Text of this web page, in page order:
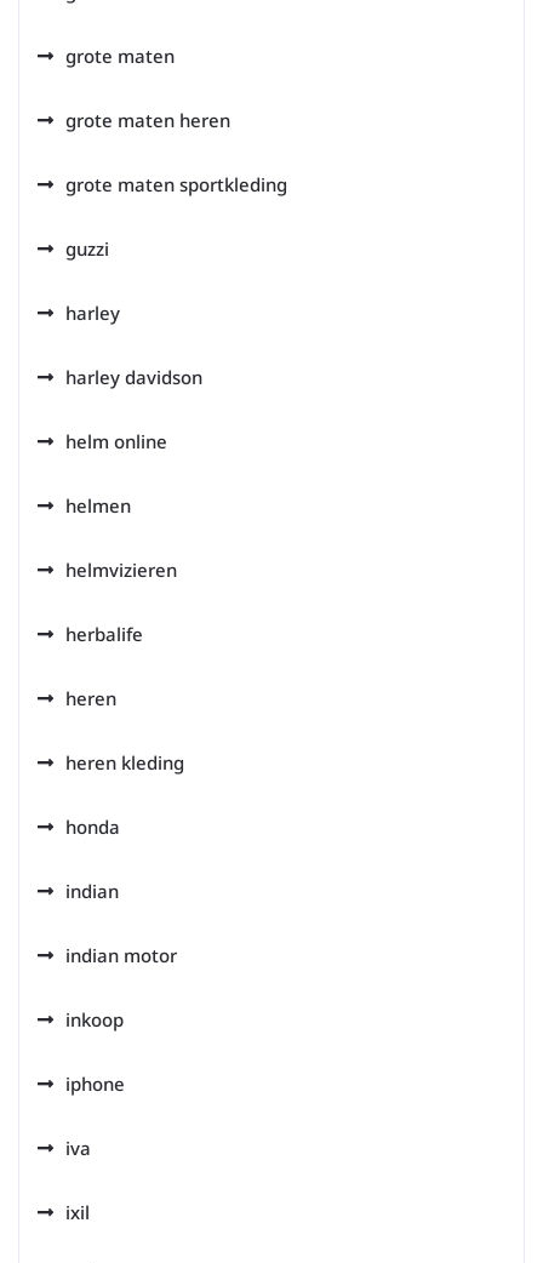
grote maten
grote maten heren
grote maten sportkleding
guzzi
harley
harley davidson
helm online
helmen
helmvizieren
herbalife
heren
heren kleding
honda
indian
indian motor
inkoop
iphone
iva
ixil